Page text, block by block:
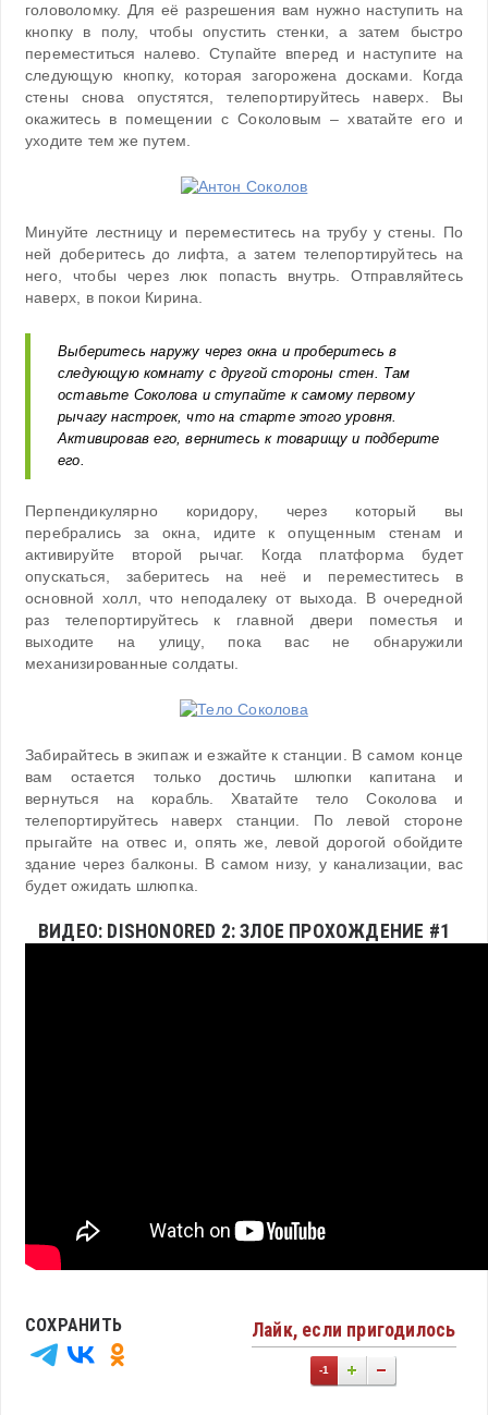
головоломку. Для её разрешения вам нужно наступить на
кнопку в полу, чтобы опустить стенки, а затем быстро
переместиться налево. Ступайте вперед и наступите на
следующую кнопку, которая загорожена досками. Когда
стены снова опустятся, телепортируйтесь наверх. Вы
окажитесь в помещении с Соколовым – хватайте его и
уходите тем же путем.
Минуйте лестницу и переместитесь на трубу у стены. По
ней доберитесь до лифта, а затем телепортируйтесь на
него, чтобы через люк попасть внутрь. Отправляйтесь
наверх, в покои Кирина.
Выберитесь наружу через окна и проберитесь в
следующую комнату с другой стороны стен. Там
оставьте Соколова и ступайте к самому первому
рычагу настроек, что на старте этого уровня.
Активировав его, вернитесь к товарищу и подберите
его.
Перпендикулярно коридору, через который вы
перебрались за окна, идите к опущенным стенам и
активируйте второй рычаг. Когда платформа будет
опускаться, заберитесь на неё и переместитесь в
основной холл, что неподалеку от выхода. В очередной
раз телепортируйтесь к главной двери поместья и
выходите на улицу, пока вас не обнаружили
механизированные солдаты.
Забирайтесь в экипаж и езжайте к станции. В самом конце
вам остается только достичь шлюпки капитана и
вернуться на корабль. Хватайте тело Соколова и
телепортируйтесь наверх станции. По левой стороне
прыгайте на отвес и, опять же, левой дорогой обойдите
здание через балконы. В самом низу, у канализации, вас
будет ожидать шлюпка.
ВИДЕО: DISHONORED 2: ЗЛОЕ ПРОХОЖДЕНИЕ #1
Лайк, если пригодилось
-1
СОХРАНИТЬ